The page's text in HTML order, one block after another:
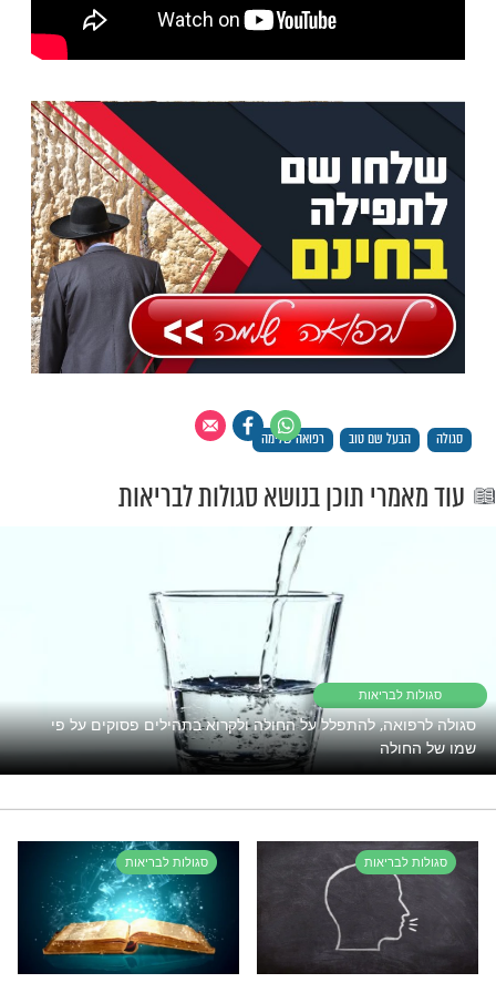
- איזה סגולה יכולה לרפא אדם חולה ?